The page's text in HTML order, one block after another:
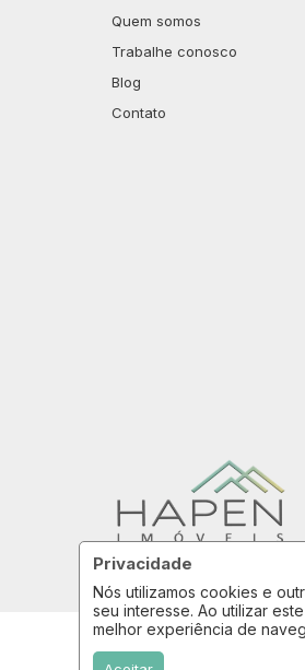
Privacidade
Nós utilizamos cookies e
seu interesse. Ao utilizar
melhor experiência de
Quem somos
Trabalhe conosco
Blog
Contato